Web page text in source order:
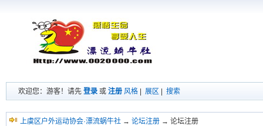
欢迎您：游客！请先 登录 或 注册 风格 展区 搜索
上虞区户外运动协会·漂流蜗牛社 → 论坛注册 → 论坛注册